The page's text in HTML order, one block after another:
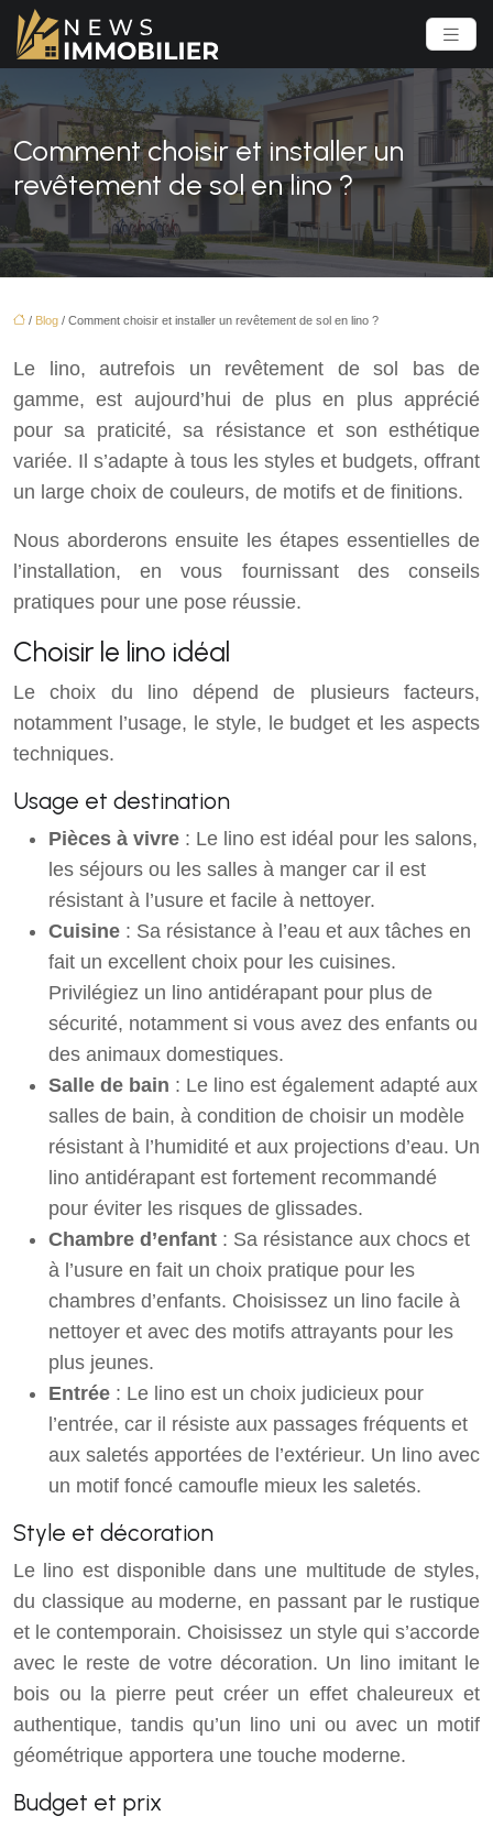
Comment choisir et installer un
revêtement de sol en lino ?
/ Blog / Comment choisir et installer un revêtement de sol en lino ?
Le lino, autrefois un revêtement de sol bas de
gamme, est aujourd’hui de plus en plus apprécié
pour sa praticité, sa résistance et son esthétique
variée. Il s’adapte à tous les styles et budgets, offrant
un large choix de couleurs, de motifs et de finitions.
Nous aborderons ensuite les étapes essentielles de
l’installation, en vous fournissant des conseils
pratiques pour une pose réussie.
Choisir le lino idéal
Le choix du lino dépend de plusieurs facteurs,
notamment l’usage, le style, le budget et les aspects
techniques.
Usage et destination
Pièces à vivre : Le lino est idéal pour les salons,
les séjours ou les salles à manger car il est
résistant à l’usure et facile à nettoyer.
Cuisine : Sa résistance à l’eau et aux tâches en
fait un excellent choix pour les cuisines.
Privilégiez un lino antidérapant pour plus de
sécurité, notamment si vous avez des enfants ou
des animaux domestiques.
Salle de bain : Le lino est également adapté aux
salles de bain, à condition de choisir un modèle
résistant à l’humidité et aux projections d’eau. Un
lino antidérapant est fortement recommandé
pour éviter les risques de glissades.
Chambre d’enfant : Sa résistance aux chocs et
à l’usure en fait un choix pratique pour les
chambres d’enfants. Choisissez un lino facile à
nettoyer et avec des motifs attrayants pour les
plus jeunes.
Entrée : Le lino est un choix judicieux pour
l’entrée, car il résiste aux passages fréquents et
aux saletés apportées de l’extérieur. Un lino avec
un motif foncé camoufle mieux les saletés.
Style et décoration
Le lino est disponible dans une multitude de styles,
du classique au moderne, en passant par le rustique
et le contemporain. Choisissez un style qui s’accorde
avec le reste de votre décoration. Un lino imitant le
bois ou la pierre peut créer un effet chaleureux et
authentique, tandis qu’un lino uni ou avec un motif
géométrique apportera une touche moderne.
Budget et prix